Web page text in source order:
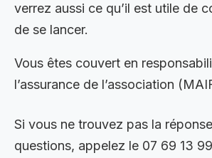
verrez aussi ce qu’il est utile de
de se lancer.
Vous êtes couvert en
l’assurance de l’association
Si vous ne trouvez pas la
questions, appelez le 07 69 13